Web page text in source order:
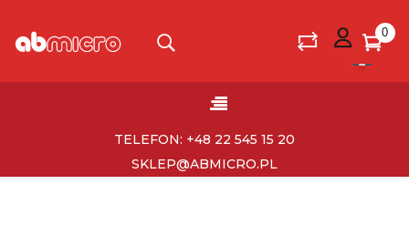
0
Toggle
☰
TELEFON: +48 22 545 15 20
SKLEP@ABMICRO.PL